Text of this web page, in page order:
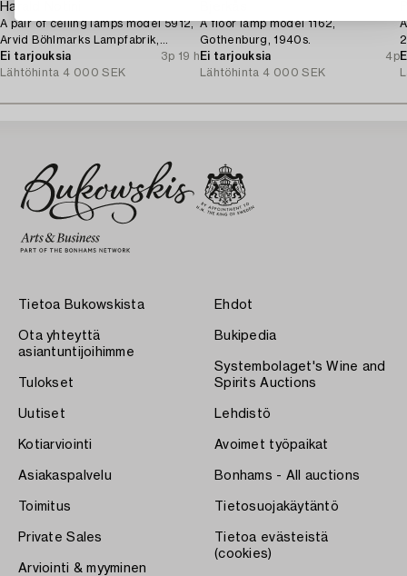
Harald Notini
A pair of ceiling lamps model 5912,
Arvid Böhlmarks Lampfabrik,
Stockholm, 1920s.
Ei tarjouksia
3p 19 h
Lähtöhinta 4 000 SEK
A floor lamp model 1162,
Gothenburg, 1940s.
Ei tarjouksia
4p
Lähtöhinta 4 000 SEK
Tietoa Bukowskista
Ota yhteyttä
asiantuntijoihimme
Tulokset
Uutiset
Kotiarviointi
Asiakaspalvelu
Toimitus
Private Sales
Arviointi & myyminen
Ehdot
Bukipedia
Systembolaget's Wine and
Spirits Auctions
Lehdistö
Avoimet työpaikat
Bonhams - All auctions
Tietosuojakäytäntö
Tietoa evästeistä
(cookies)